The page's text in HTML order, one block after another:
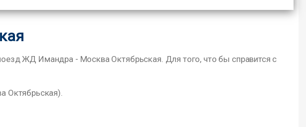
ЖД Имандра - Москва Октябрьская. Для того, что бы справится с
Октябрьская).